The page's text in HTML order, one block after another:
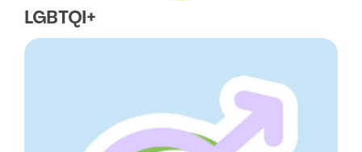
LGBTQI+